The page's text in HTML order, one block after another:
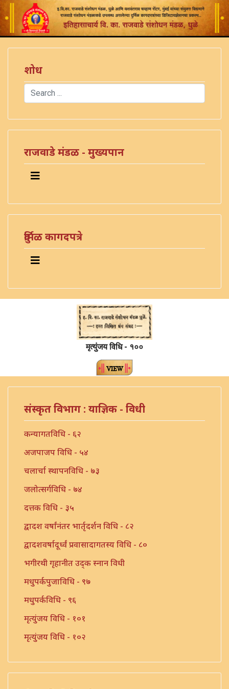
शोध
Search
राजवाडे मंडळ - मुख्यपान
दुर्मिळ कागदपत्रे
मृत्युंजय विधि - १००
संस्कृत विभाग : याज्ञिक - विधी
कन्यागतविधि - ६२
अजपाजप विधि - ५४
चलार्चा स्थापनविधि - ७३
जलोत्सर्गविधि - ७४
दत्तक विधि - ३५
द्वादश वर्षांनंतर भार्तृदर्शन विधि - ८२
द्वादशवर्षादूर्ध्वं प्रवासादागतस्य विधि - ८०
भगीरथी गृहानीत उद्क स्नान विधी
मधुपर्कपुजाविधि - ९७
मधुपर्कविधि - ९६
मृत्युंजय विधि - १०१
मृत्युंजय विधि - १०२
संन्यास प्रार्थना विधि - ७